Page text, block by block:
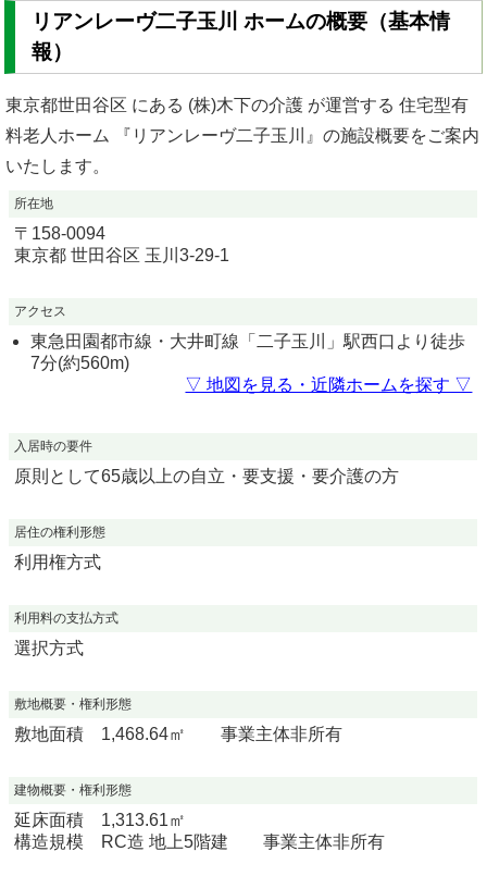
リアンレーヴ二子玉川 ホームの概要（基本情
報）
東京都世田谷区 にある (株)木下の介護 が運営する 住宅型有
料老人ホーム 『リアンレーヴ二子玉川』の施設概要をご案内
いたします。
所在地
〒 158-0094
東京都 世田谷区 玉川3-29-1
アクセス
東急田園都市線・大井町線「二子玉川」駅西口より徒歩
7分(約560m)
▽ 地図を見る・近隣ホームを探す ▽
入居時の要件
原則として65歳以上の自立・要支援・要介護の方
居住の権利形態
利用権方式
利用料の支払方式
選択方式
敷地概要・権利形態
敷地面積 1,468.64㎡ 事業主体非所有
建物概要・権利形態
延床面積 1,313.61㎡
構造規模 RC造 地上5階建 事業主体非所有